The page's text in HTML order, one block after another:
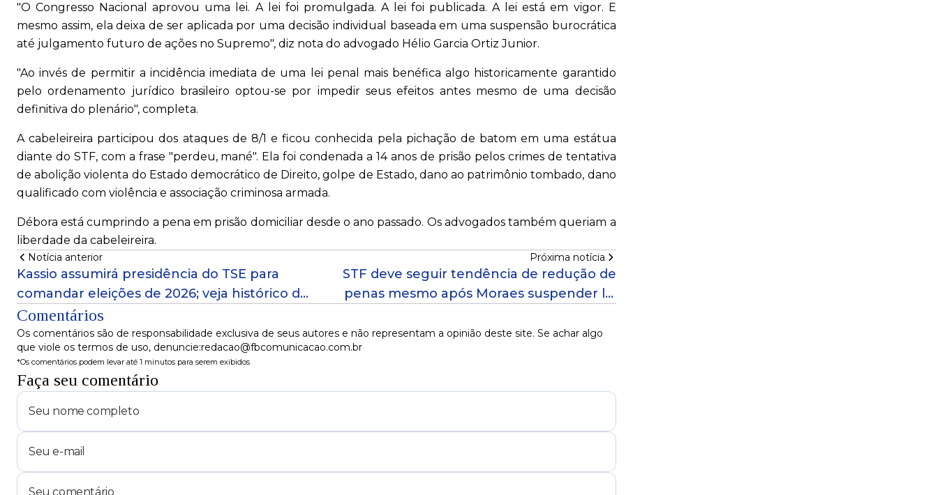
"O Congresso Nacional aprovou uma lei. A lei foi promulgada. A lei foi publicada. A lei está em vigor. E
mesmo assim, ela deixa de ser aplicada por uma decisão individual baseada em uma suspensão burocrática
até julgamento futuro de ações no Supremo", diz nota do advogado Hélio Garcia Ortiz Junior.
"Ao invés de permitir a incidência imediata de uma lei penal mais benéfica algo historicamente garantido
pelo ordenamento jurídico brasileiro optou-se por impedir seus efeitos antes mesmo de uma decisão
definitiva do plenário", completa.
A cabeleireira participou dos ataques de 8/1 e ficou conhecida pela pichação de batom em uma estátua
diante do STF, com a frase "perdeu, mané". Ela foi condenada a 14 anos de prisão pelos crimes de tentativa
de abolição violenta do Estado democrático de Direito, golpe de Estado, dano ao patrimônio tombado, dano
qualificado com violência e associação criminosa armada.
Débora está cumprindo a pena em prisão domiciliar desde o ano passado. Os advogados também queriam a
liberdade da cabeleireira.
Notícia anterior
Kassio assumirá presidência do TSE para
comandar eleições de 2026; veja histórico da
corte
Próxima notícia
STF deve seguir tendência de redução de
penas mesmo após Moraes suspender lei
Comentários
Os comentários são de responsabilidade exclusiva de seus autores e não representam a opinião deste site. Se achar algo
que viole os termos de uso, denuncie:redacao@fbcomunicacao.com.br
*Os comentários podem levar até 1 minutos para serem exibidos
Faça seu comentário